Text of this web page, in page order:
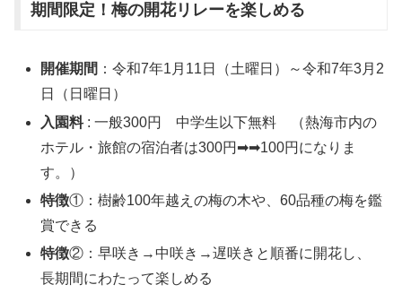
期間限定！梅の開花リレーを楽しめる
開催期間 ：令和7年1月11日（土曜日）～令和7年3月2
日（日曜日）
入園料: 一般300円 中学生以下無料 （熱海市内の
ホテル・旅館の宿泊者は300円➡➡100円になりま
す。）
特徴①：樹齢100年越えの梅の木や、60品種の梅を鑑
賞できる
特徴②：早咲き→中咲き→遅咲きと順番に開花し、
長期間にわたって楽しめる